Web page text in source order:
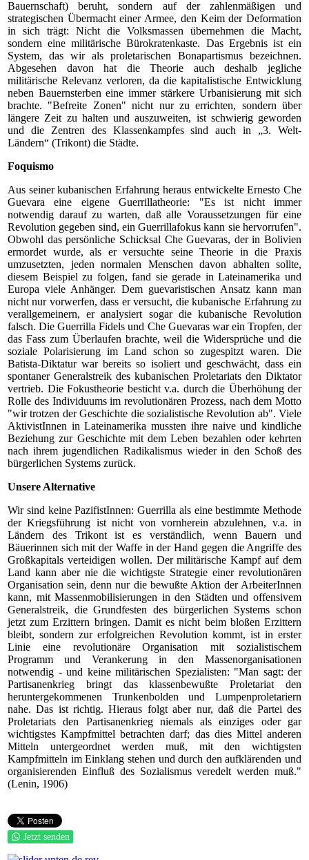
Bauernschaft) beruht, sondern auf der zahlenmäßigen und
strategischen Übermacht einer Armee, den Keim der Deformation
in sich trägt: Nicht die Volksmassen übernehmen die Macht,
sondern eine militärische Bürokratenkaste. Das Ergebnis ist ein
System, das wir als proletarischen Bonapartismus bezeichnen.
Abgesehen davon hat die Theorie auch deshalb jegliche
militärische Relevanz verloren, da die kapitalistische Entwicklung
neben Bauernsterben eine immer stärkere Urbanisierung mit sich
brachte. "Befreite Zonen" nicht nur zu errichten, sondern über
längere Zeit zu halten und auszuweiten, ist schwierig geworden
und die Zentren des Klassenkampfes sind auch in „3. Welt-
Ländern“ (Trikont) die Städte.
Foquismo
Aus seiner kubanischen Erfahrung heraus entwickelte Ernesto Che
Guevara eine eigene Guerrillatheorie: "Es ist nicht immer
notwendig darauf zu warten, daß alle Voraussetzungen für eine
Revolution gegeben sind, ein Guerrillafokus kann sie hervorrufen".
Obwohl das persönliche Schicksal Che Guevaras, der in Bolivien
ermordet wurde, als er versuchte seine Theorie in die Praxis
umzusetzten, jeden normalen Menschen davon abhalten sollte,
diesem Beispiel zu folgen, fand sie gerade in Lateinamerika und
Europa viele Anhänger. Dem guevaristischen Ansatz kann man
nicht nur vorwerfen, dass er versucht, die kubanische Erfahrung zu
verallgemeinern, er analysiert sogar die kubanische Revolution
falsch. Die Guerrilla Fidels und Che Guevaras war ein Tropfen, der
das Fass zum Überlaufen brachte, weil die Widersprüche und die
soziale Polarisierung im Land schon so zugespitzt waren. Die
Batista-Diktatur war bereits so isoliert und geschwächt, dass ein
spontaner Generalstreik des kubanischen Proletariats den Diktator
vertrieb. Die Fokustheorie besticht v.a. durch die Überhöhung der
Rolle des Individuums im revolutionären Prozess, nach dem Motto
"wir trotzen der Geschichte die sozialistische Revolution ab". Viele
AktivistInnen in Lateinamerika mussten ihre naive und kindliche
Beziehung zur Geschichte mit dem Leben bezahlen oder kehrten
nach ihrem jugendlichen Radikalismus wieder in den Schoß des
bürgerlichen Systems zurück.
Unsere Alternative
Wir sind keine PazifistInnen: Guerrilla als eine bestimmte Methode
der Kriegsführung ist nicht von vornherein abzulehnen, v.a. in
Ländern des Trikont ist es verständlich, wenn Bauern und
Bäuerinnen sich mit der Waffe in der Hand gegen die Angriffe des
Großkapitals verteidigen wollen. Der militärische Kampf auf dem
Land kann aber nie die wichtigste Strategie einer revolutionären
Organisation sein, denn nur die bewußte Aktion der ArbeiterInnen
kann, mit Massenmobilisierungen in den Städten und offensivem
Generalstreik, die Grundfesten des bürgerlichen Systems schon
jetzt zum Erzittern bringen. Damit es nicht beim bloßen Erzittern
bleibt, sondern zur erfolgreichen Revolution kommt, ist in erster
Linie eine revolutionäre Organisation mit sozialistischem
Programm und Verankerung in den Massenorganisationen
notwendig - und keine militärischen Spezialisten: "Man sagt: der
Partisanenkrieg bringt das klassenbewußte Proletariat den
heruntergekommenen Trunkenbolden und Lumpenproletariern
nahe. Das ist richtig. Hieraus folgt aber nur, daß die Partei des
Proletariats den Partisanenkrieg niemals als einziges oder gar
wichtigstes Kampfmittel betrachten darf; das dies Mittel anderen
Mitteln untergeordnet werden muß, mit den wichtigsten
Kampfmitteln im Einklang stehen und durch den aufklärenden und
organisierenden Einfluß des Sozialismus veredelt werden muß."
(Lenin, 1906)
Jetzt senden